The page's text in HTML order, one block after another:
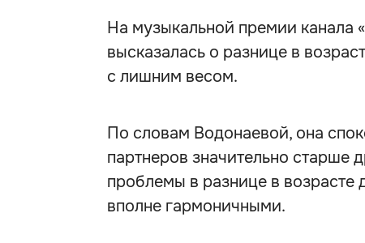
На музыкальной премии канала
высказалась о разнице в
с лишним весом.
По словам Водонаевой, она
партнеров значительно старше
проблемы в разнице в возрасте
вполне гармоничными.